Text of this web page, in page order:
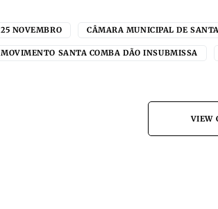
25 NOVEMBRO CÂMARA MUNICIPAL DE
MOVIMENTO SANTA COMBA DÃO INSUBMISSA
VIEW